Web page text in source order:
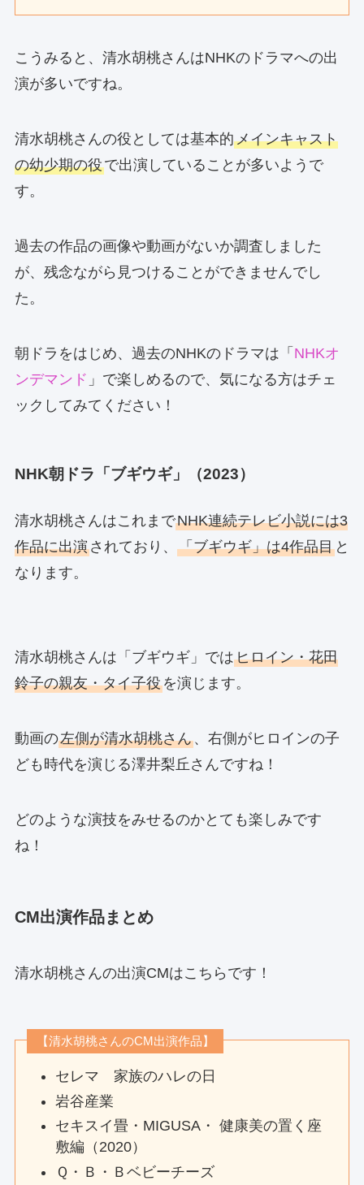
こうみると、清水胡桃さんはNHKのドラマへの出
演が多いですね。
清水胡桃さんの役としては基本的メインキャスト
の幼少期の役で出演していることが多いようで
す。
過去の作品の画像や動画がないか調査しました
が、残念ながら見つけることができませんでし
た。
朝ドラをはじめ、過去のNHKのドラマは「 NHKオ
ンデマンド 」で楽しめるので、気になる方はチェ
ックしてみてください！
NHK朝ドラ「ブギウギ」（2023）
清水胡桃さんはこれまでNHK連続テレビ小説には3
作品に出演されており、 「ブギウギ」は4作品目と
なります。
清水胡桃さんは「ブギウギ」ではヒロイン・花田
鈴子の親友・タイ子役を演じます。
動画の左側が清水胡桃さん、右側がヒロインの子
ども時代を演じる澤井梨丘さんですね！
どのような演技をみせるのかとても楽しみです
ね！
CM出演作品まとめ
清水胡桃さんの出演CMはこちらです！
【清水胡桃さんのCM出演作品】
セレマ 家族のハレの日
岩谷産業
セキスイ畳・MIGUSA・ 健康美の置く座
敷編（2020）
Ｑ・Ｂ・Ｂベビーチーズ